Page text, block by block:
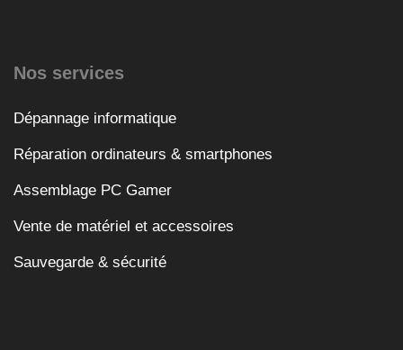
Nos services
Dépannage informatique
Réparation ordinateurs & smartphones
Assemblage PC Gamer
Vente de matériel et accessoires
Sauvegarde & sécurité